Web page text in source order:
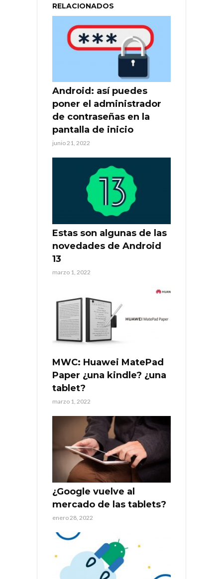
RELACIONADOS
Android: así puedes
poner el administrador
de contraseñas en la
pantalla de inicio
junio 21, 2022
Estas son algunas de las
novedades de Android
13
marzo 1, 2022
MWC: Huawei MatePad
Paper ¿una kindle? ¿una
tablet?
marzo 1, 2022
¿Google vuelve al
mercado de las tablets?
enero 28, 2022